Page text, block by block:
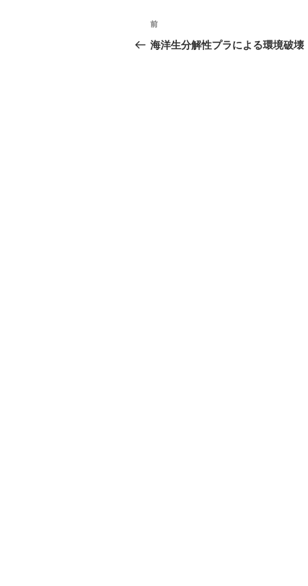
す
)
投
稿
前
の
前
海洋生分解性プラによる環境破壊